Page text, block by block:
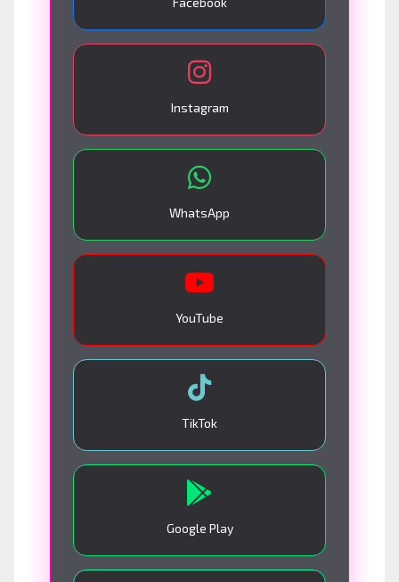
Instagram
WhatsApp
YouTube
TikTok
Google Play